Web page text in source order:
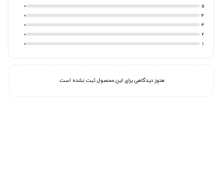
5
0
4
0
3
0
2
0
1
0
هنوز دیدگاهی برای این محصول ثبت نشده است.